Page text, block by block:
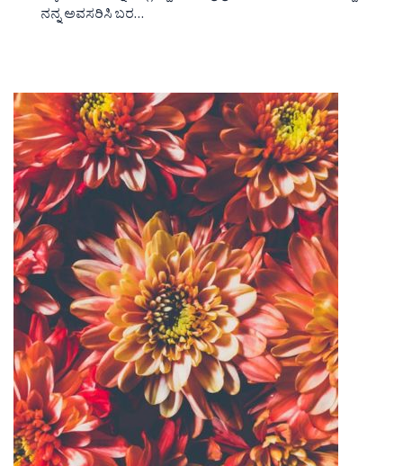
ನನ್ನ ಅವಸರಿಸಿ ಬರ…